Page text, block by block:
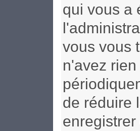
qui vous a
vous vous
n'avez
de réduire